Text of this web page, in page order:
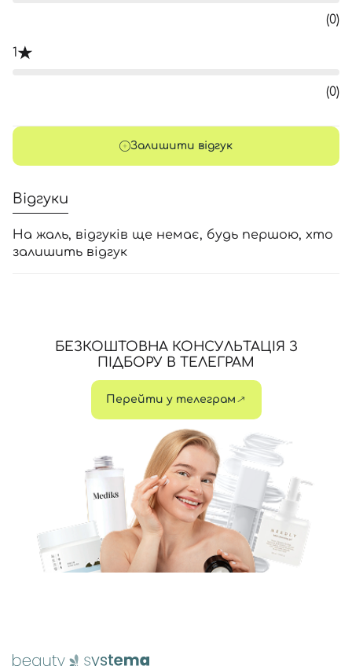
(0)
1
(0)
Залишити відгук
Відгуки
На жаль, відгуків ще немає, будь першою, хто
залишить відгук
БЕЗКОШТОВНА КОНСУЛЬТАЦІЯ З
ПІДБОРУ В ТЕЛЕГРАМ
Перейти у телеграм